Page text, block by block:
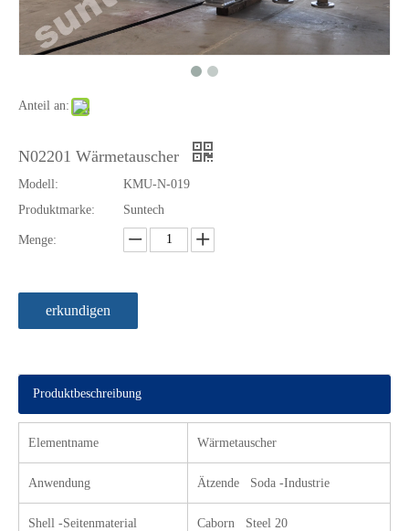
Horizontaler Industrie-Nickel-Druckbehälter Marine
Nickellegierung N10276 Vorwärmer Wäscher aus Nickellegierung 59 für Entschwefelungs- und Denitrifikationsanwendungen
Anteil an:
N02201 Wärmetauscher
Modell:
KMU-N-019
Produktmarke:
Suntech
Menge:
erkundigen
Produktbeschreibung
Elementname ​ Wärmetauscher
Anwendung Ätzende Soda -Industrie
Shell -Seitenmaterial Caborn Steel 20